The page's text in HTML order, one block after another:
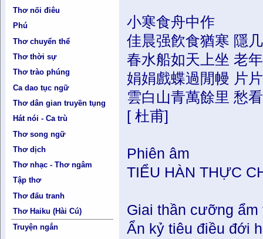
Thơ nối điêu
Phú
Thơ chuyển thể
Thơ thời sự
Thơ trào phúng
Ca dao tục ngữ
Thơ dân gian truyền tụng
Hát nói - Ca trù
Thơ song ngữ
Thơ dịch
Thơ nhạc - Thơ ngâm
Tập thơ
Thơ đấu tranh
Thơ Haiku (Hài Cú)
Truyện ngắn
小寒食舟中作
佳晨强飮食猶寒 隱
春水船如天上坐 老
娟娟戲蝶過閒幔 片
雲白山青萬餘里 愁
[ 杜甫]
Phiên âm
TIỂU HÀN THỰC
Giai thần cưỡng
Ẩn kỷ tiêu điều đới